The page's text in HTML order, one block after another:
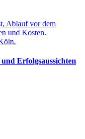
Erfolgsaussichten